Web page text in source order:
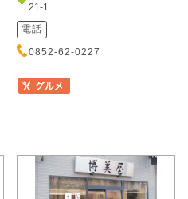
21-1
電話
0852-62-0227